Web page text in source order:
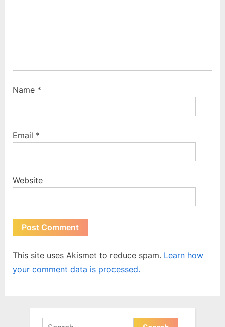
Name *
Email *
Website
This site uses Akismet to reduce spam. Learn how
your comment data is processed.
Search